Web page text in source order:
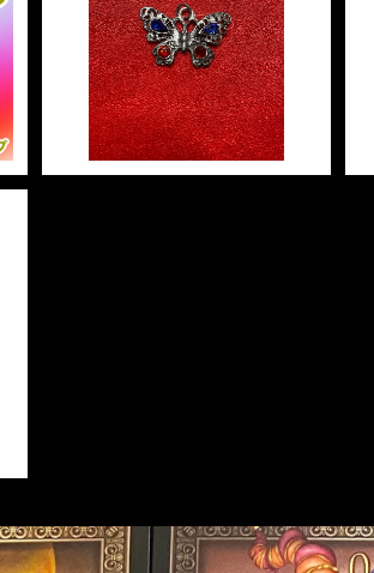
Butterfly red& blue cryst
al バタフライレッドアンドブ
ルークリスタル 白魔術アミュ
レット
¥2,948